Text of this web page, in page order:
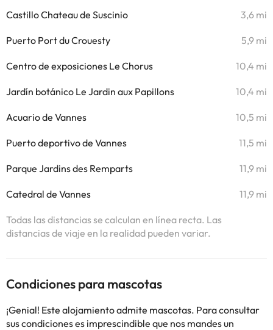
Castillo Chateau de Suscinio 3,6 mi
Puerto Port du Crouesty 5,9 mi
Centro de exposiciones Le Chorus 10,4 mi
Jardín botánico Le Jardin aux Papillons 10,4 mi
Acuario de Vannes 10,5 mi
Puerto deportivo de Vannes 11,5 mi
Parque Jardins des Remparts 11,9 mi
Catedral de Vannes 11,9 mi
Todas las distancias se calculan en línea recta. Las
distancias de viaje en la realidad pueden variar.
Condiciones para mascotas
¡Genial! Este alojamiento admite mascotas. Para consultar
sus condiciones es imprescindible que nos mandes un